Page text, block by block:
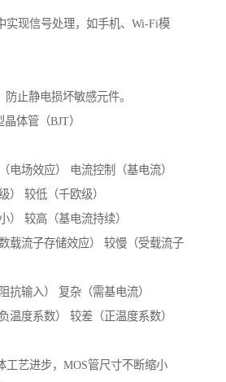
实现信号处理，如手机、Wi-Fi模
止静电损坏敏感元件。
体管（BJT）
电场效应） 电流控制（基电流）
） 较低（千欧级）
） 较高（基电流持续）
载流子存储效应） 较慢（受载流子
抗输入） 复杂（需基电流）
温度系数） 较差（正温度系数）
工艺进步，MOS管尺寸不断缩小